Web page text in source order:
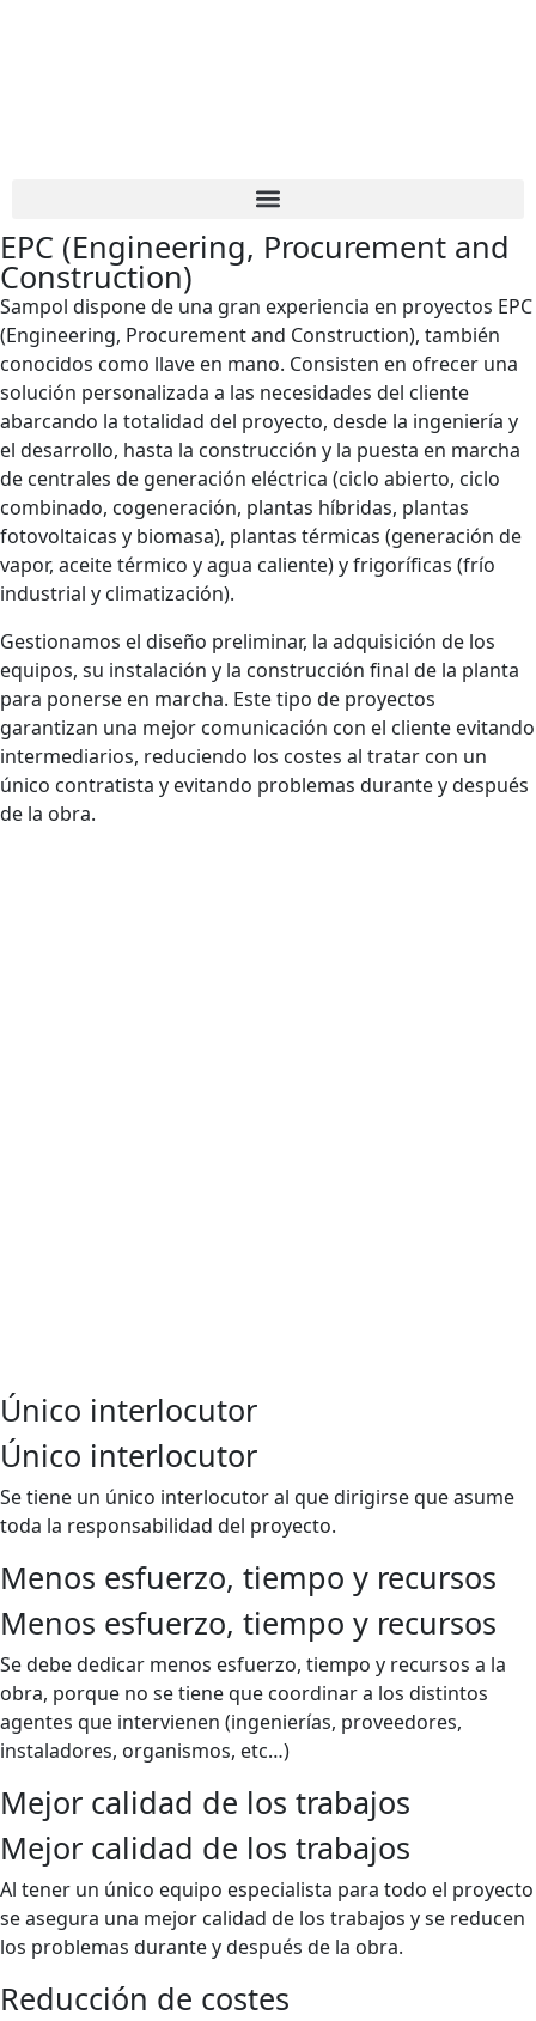
EPC (Engineering, Procurement and
Construction)
Sampol dispone de una gran experiencia en proyectos EPC
(Engineering, Procurement and Construction), también
conocidos como llave en mano. Consisten en ofrecer una
solución personalizada a las necesidades del cliente
abarcando la totalidad del proyecto, desde la ingeniería y
el desarrollo, hasta la construcción y la puesta en marcha
de centrales de generación eléctrica (ciclo abierto, ciclo
combinado, cogeneración, plantas híbridas, plantas
fotovoltaicas y biomasa), plantas térmicas (generación de
vapor, aceite térmico y agua caliente) y frigoríficas (frío
industrial y climatización).
Gestionamos el diseño preliminar, la adquisición de los
equipos, su instalación y la construcción final de la planta
para ponerse en marcha. Este tipo de proyectos
garantizan una mejor comunicación con el cliente evitando
intermediarios, reduciendo los costes al tratar con un
único contratista y evitando problemas durante y después
de la obra.
Único interlocutor
Único interlocutor
Se tiene un único interlocutor al que dirigirse que asume
toda la responsabilidad del proyecto.
Menos esfuerzo, tiempo y recursos
Menos esfuerzo, tiempo y recursos
Se debe dedicar menos esfuerzo, tiempo y recursos a la
obra, porque no se tiene que coordinar a los distintos
agentes que intervienen (ingenierías, proveedores,
instaladores, organismos, etc…)
Mejor calidad de los trabajos
Mejor calidad de los trabajos
Al tener un único equipo especialista para todo el proyecto
se asegura una mejor calidad de los trabajos y se reducen
los problemas durante y después de la obra.
Reducción de costes